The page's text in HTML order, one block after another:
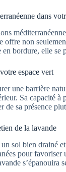
dans
offre non
en bordure, elle
espace vert
une barrière
Sa capacité
de sa présence
de la lavande
sol bien drainé
pour favoriser
s’épanouira